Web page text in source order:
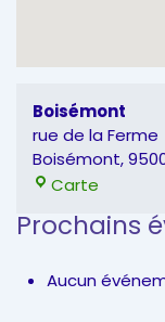
Boisémont
rue de la Ferme
Boisémont,
Carte
Prochains
Aucun